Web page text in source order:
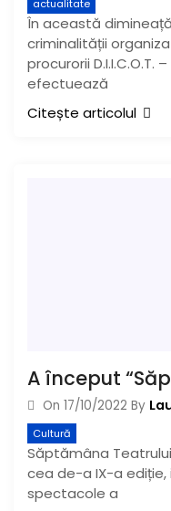
actualitate
În această
criminalității
procurorii D.I.I.C.O.T.
efectuează
Citește articolul
On 17/10/2022 By
Cultură
Săptămâna
cea de-a IX-a ediție,
spectacole a